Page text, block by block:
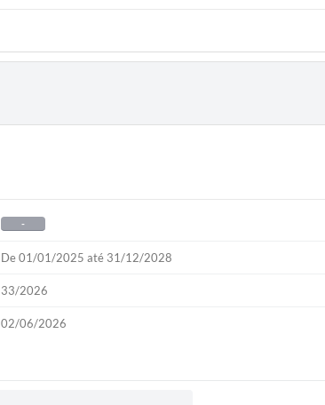
-
De 01/01/2025 até 31/12/2028
33/2026
02/06/2026